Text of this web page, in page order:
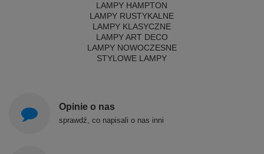
LAMPY HAMPTON
LAMPY RUSTYKALNE
LAMPY KLASYCZNE
LAMPY ART DECO
LAMPY NOWOCZESNE
STYLOWE LAMPY
Opinie o nas
sprawdź, co napisali o nas inni